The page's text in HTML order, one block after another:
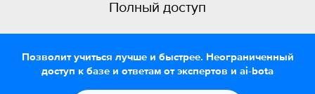
Полный доступ
Позволит учиться лучше и быстрее. Неограниченный
доступ к базе и ответам от экспертов и ai-bota